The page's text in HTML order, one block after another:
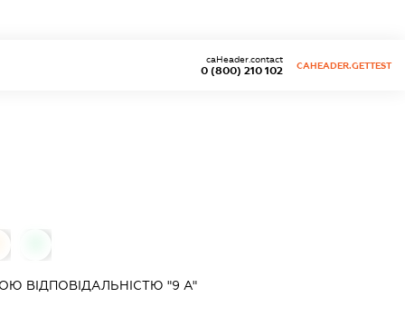
0 (800) 210 102
caHeader.contact
CAHEADER.GETTEST
ВІДПОВІДАЛЬНІСТЮ "9 А"